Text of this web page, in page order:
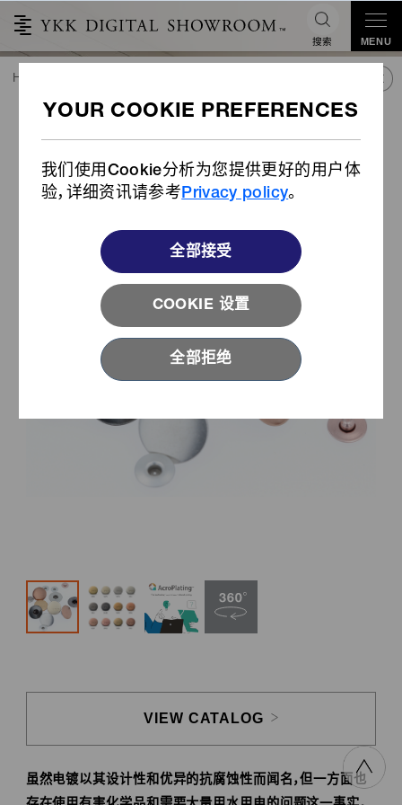
我们使用Cookie分析为您提供更好的用户体
验，详细资讯请参考Privacy policy。
COOKIE 设置
全部接受
全部拒绝
搜索 MENU
AcroPlating®表面处理按扣和
VIEW CATALOG
虽然电镀以其设计性和优异的抗腐蚀性而闻名，但一方面也
HOME